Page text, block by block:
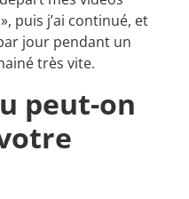
puis j’ai continué, et
jour pendant un
très vite.
peut-on